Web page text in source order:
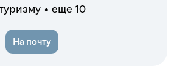
еще 10
На почту